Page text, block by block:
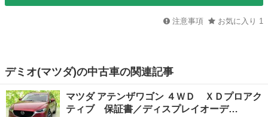
注意事項 お気に入り 1
デミオ(マツダ)の中古車の関連記事
マツダ アテンザワゴン ４ＷＤ ＸＤプロアク
ティブ 保証書／ディスプレイオーデ…